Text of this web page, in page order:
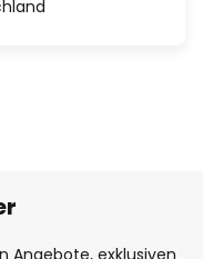
Angebote, exklusiven